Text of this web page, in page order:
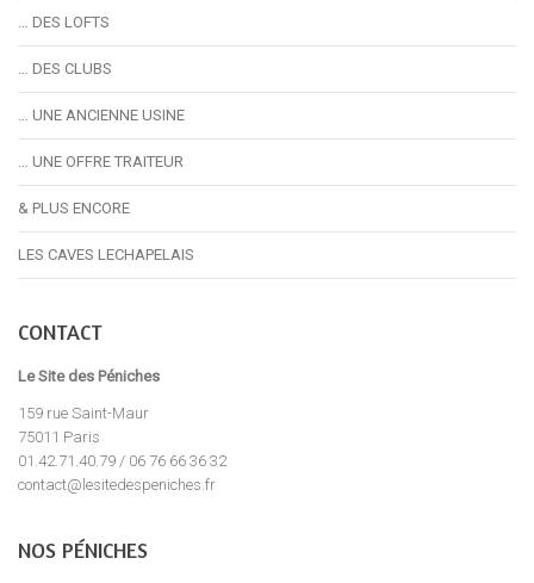
… DES LOFTS
… DES CLUBS
… UNE ANCIENNE USINE
… UNE OFFRE TRAITEUR
& PLUS ENCORE
LES CAVES LECHAPELAIS
CONTACT
Le Site des Péniches
159 rue Saint-Maur
75011 Paris
01.42.71.40.79 / 06 76 66 36 32
contact@lesitedespeniches.fr
NOS PÉNICHES